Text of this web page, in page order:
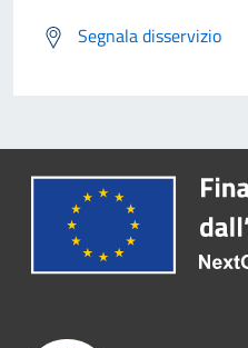
Segnala disservizio